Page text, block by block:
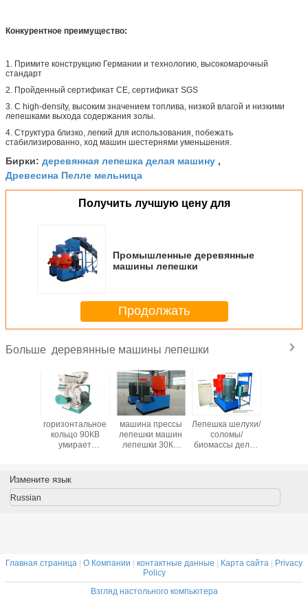
Конкурентное преимущество:
1. Примите конструкцию Германии и технологию, высокомарочный
стандарт
2. Пройденный сертификат CE, сертификат SGS
3. С high-density, высоким значением топлива, низкой влагой и низкими
лепешками выхода содержания золы.
4. Структура близко, легкий для использования, побежать
стабилизированно, ход машин шестернями уменьшения.
Бирки: деревянная лепешка делая машину ,
Древесина Пелле мельница
Получить лучшую цену для
Промышленные деревянные
машины лепешки
Продолжать
Больше деревянные машины лепешки
дома
горизонтальное
кольцо 90КВ
умирает
биомассы опилк
делая машину
машина прессы
лепешки машин
лепешки 30КВ
опилк, плиты
Лепешка шелухи/
соломы/
биомассы делая
лепешки
Измените язык
Russian
Главная страница | О Компании | контактные данные | Карта сайта | Privacy
Policy
Взгляд настольного компьютера